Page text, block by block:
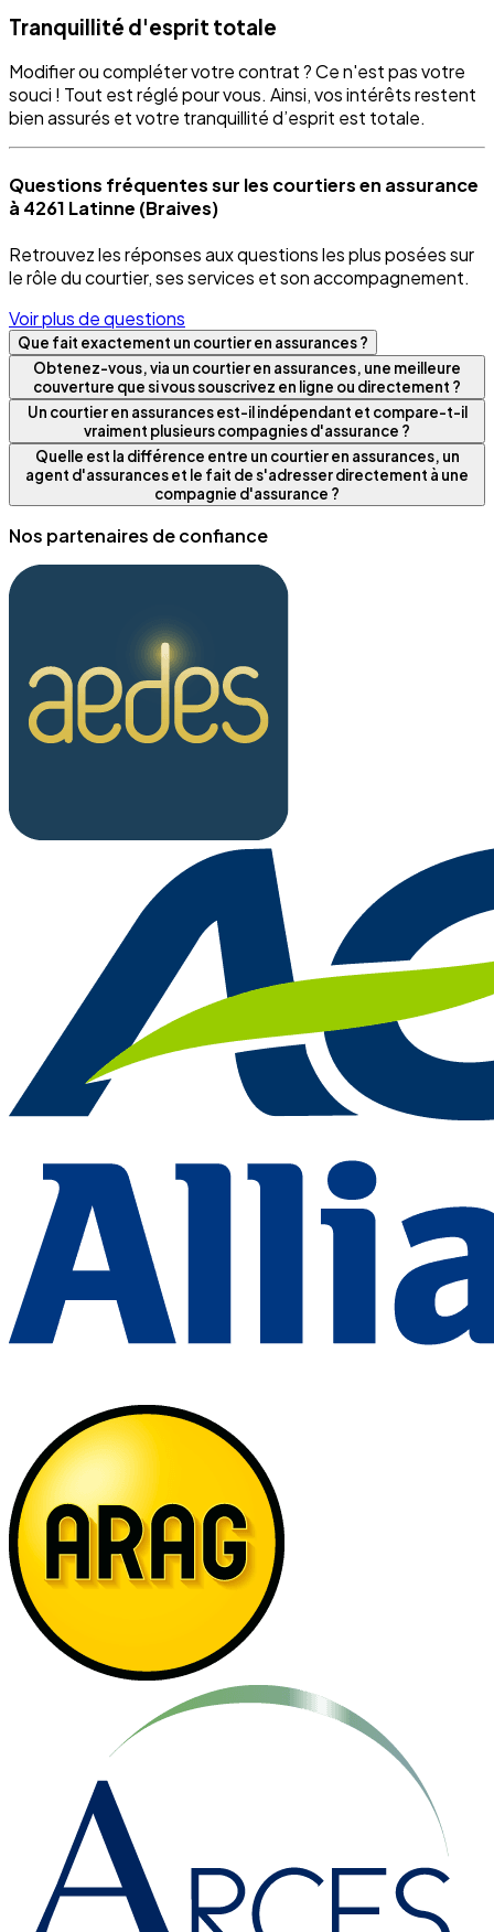
Tranquillité d'esprit totale
Modifier ou compléter votre contrat ? Ce n'est pas votre
souci ! Tout est réglé pour vous. Ainsi, vos intérêts restent
bien assurés et votre tranquillité d’esprit est totale.
Questions fréquentes sur les courtiers en assurance
à 4261 Latinne (Braives)
Retrouvez les réponses aux questions les plus posées sur
le rôle du courtier, ses services et son accompagnement.
Voir plus de questions
Que fait exactement un courtier en assurances ?
Obtenez-vous, via un courtier en assurances, une meilleure
couverture que si vous souscrivez en ligne ou directement ?
Un courtier en assurances est-il indépendant et compare-t-il
vraiment plusieurs compagnies d'assurance ?
Quelle est la différence entre un courtier en assurances, un
agent d'assurances et le fait de s'adresser directement à une
compagnie d'assurance ?
Nos partenaires de confiance